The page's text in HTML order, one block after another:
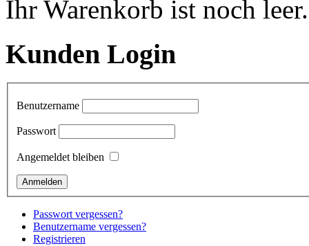
Ihr Warenkorb ist noch leer.
Kunden Login
Benutzername
Passwort
Angemeldet bleiben
Passwort vergessen?
Benutzername vergessen?
Registrieren